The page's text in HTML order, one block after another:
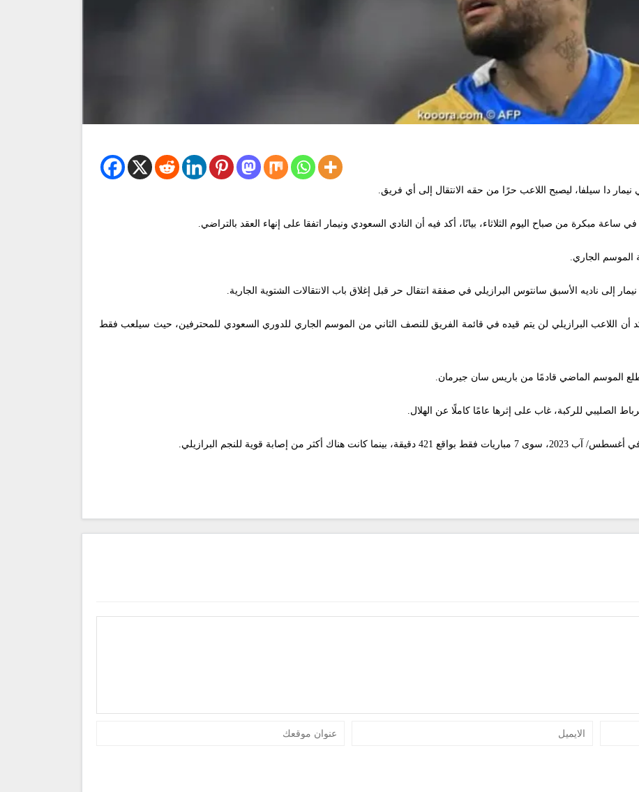
نيمار دا سيلفا، ليصبح اللاعب حرًا من حقه الانتقال إلى أي فريق.
مبكرة من صباح اليوم الثلاثاء، بيانًا، أكد فيه أن النادي السعودي ونيمار اتفقا على إنهاء العقد بالتراضي.
الموسم الجاري.
إلى ناديه الأسبق سانتوس البرازيلي في صفقة انتقال حر قبل إغلاق باب الانتقالات الشتوية الجارية.
أن اللاعب البرازيلي لن يتم قيده في قائمة الفريق للنصف الثاني من الموسم الجاري للدوري السعودي للمحترفين، حيث سيلعب فقط
مطلع الموسم الماضي قادمًا من باريس سان جيرمان.
الصليبي للركبة، غاب على إثرها عامًا كاملًا عن الهلال.
أكثر من إصابة قوية للنجم البرازيلي.